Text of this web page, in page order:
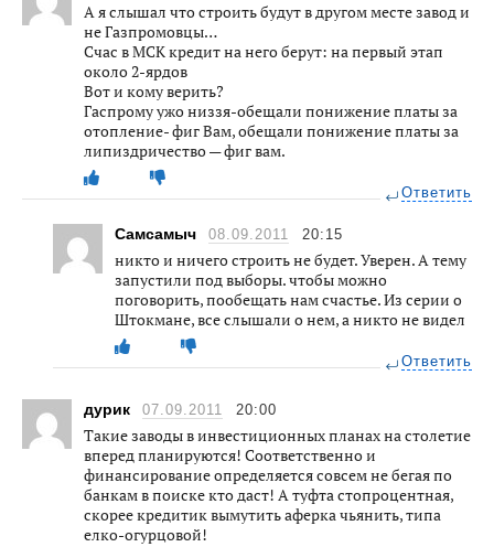
А я слышал что строить будут в другом месте завод и
не Газпромовцы…
Счас в МСК кредит на него берут: на первый этап
около 2-ярдов
Вот и кому верить?
Гаспрому ужо низзя-обещали понижение платы за
отопление- фиг Вам, обещали понижение платы за
липиздричество — фиг вам.
Ответить
Самсамыч 08.09.2011 20:15
никто и ничего строить не будет. Уверен. А тему
запустили под выборы. чтобы можно
поговорить, пообещать нам счастье. Из серии о
Штокмане, все слышали о нем, а никто не видел
Ответить
дурик 07.09.2011 20:00
Такие заводы в инвестиционных планах на столетие
вперед планируются! Соответственно и
финансирование определяется совсем не бегая по
банкам в поиске кто даст! А туфта стопроцентная,
скорее кредитик вымутить аферка чьянить, типа
елко-огурцовой!